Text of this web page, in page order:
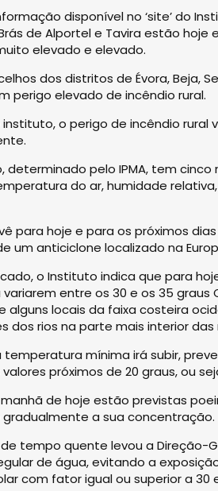
disponível no ‘site’ do
de Alportel e Tavira estão
elevado e elevado.
dos distritos de Évora, Beja,
perigo elevado de incêndio rural.
instituto, o perigo de incêndio
determinado pelo IPMA, tem
do ar, humidade
para hoje e para os próximos
um anticiclone localizado na
o Instituto indica que para
variarem entre os 30 e os 35
alguns locais da faixa costeira
dos rios na parte mais interior
temperatura mínima irá subir,
próximos de 20 graus, ou
de hoje estão previstas
gradualmente a sua concentração.
tempo quente levou a Direção-
de água, evitando a
com fator igual ou superior a 30